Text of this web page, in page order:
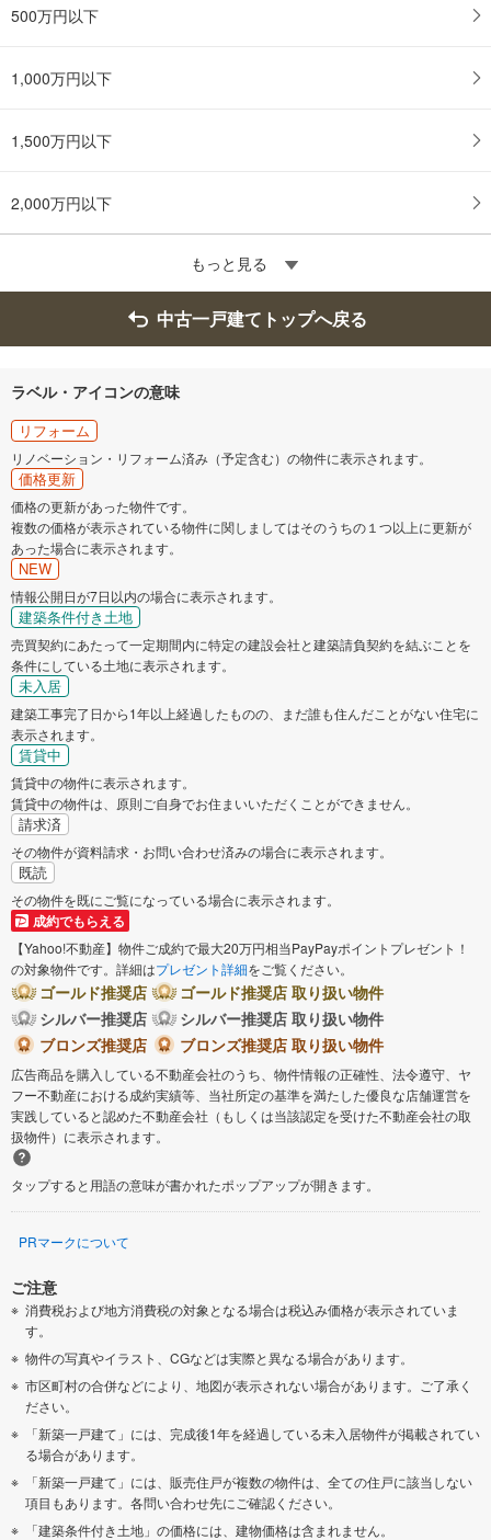
500万円以下
1,000万円以下
1,500万円以下
2,000万円以下
もっと見る
中古一戸建てトップへ戻る
ラベル・アイコンの意味
リフォーム
リノベーション・リフォーム済み（予定含む）の物件に表示されます。
価格更新
価格の更新があった物件です。
複数の価格が表示されている物件に関しましてはそのうちの１つ以上に更新が
あった場合に表示されます。
NEW
情報公開日が7日以内の場合に表示されます。
建築条件付き土地
売買契約にあたって一定期間内に特定の建設会社と建築請負契約を結ぶことを
条件にしている土地に表示されます。
未入居
建築工事完了日から1年以上経過したものの、まだ誰も住んだことがない住宅に
表示されます。
賃貸中
賃貸中の物件に表示されます。
賃貸中の物件は、原則ご自身でお住まいいただくことができません。
請求済
その物件が資料請求・お問い合わせ済みの場合に表示されます。
既読
その物件を既にご覧になっている場合に表示されます。
成約でもらえる
【Yahoo!不動産】物件ご成約で最大20万円相当PayPayポイントプレゼント！
の対象物件です。詳細はプレゼント詳細をご覧ください。
ゴールド推奨店
ゴールド推奨店 取り扱い物件
シルバー推奨店
シルバー推奨店 取り扱い物件
ブロンズ推奨店
ブロンズ推奨店 取り扱い物件
広告商品を購入している不動産会社のうち、物件情報の正確性、法令遵守、ヤ
フー不動産における成約実績等、当社所定の基準を満たした優良な店舗運営を
実践していると認めた不動産会社（もしくは当該認定を受けた不動産会社の取
扱物件）に表示されます。
タップすると用語の意味が書かれたポップアップが開きます。
PRマークについて
ご注意
消費税および地方消費税の対象となる場合は税込み価格が表示されていま
す。
物件の写真やイラスト、CGなどは実際と異なる場合があります。
市区町村の合併などにより、地図が表示されない場合があります。ご了承く
ださい。
「新築一戸建て」には、完成後1年を経過している未入居物件が掲載されてい
る場合があります。
「新築一戸建て」には、販売住戸が複数の物件は、全ての住戸に該当しない
項目もあります。各問い合わせ先にご確認ください。
「建築条件付き土地」の価格には、建物価格は含まれません。